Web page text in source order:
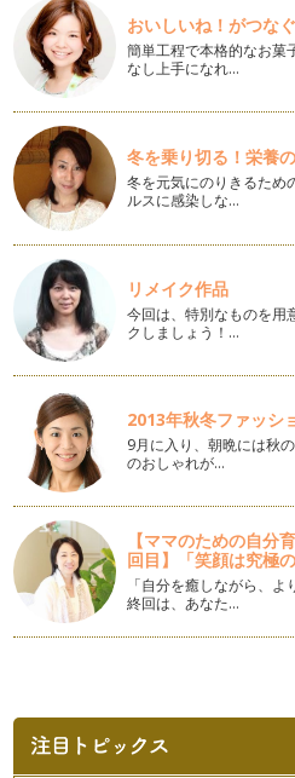
クリスマスに作りたいお弁当♪
街も華やかになるこの季節に お
を作…
可愛いどんぐりのお弁当！
秋の遠足の季節に 可愛いどんぐり
んか？ …
運動会のお弁当におすすめ！
秋の行楽シーズン！ 運動会や遠
多いかと思います。 一つ入…
ハロウィンの簡単デコ弁当！
１０月に入ると作りたくなるの
…
子どもが喜ぶおにぎりの一つに
初心者にも作りやすい！うさぎさ
新学期も始まりお弁当作りがスタ
思います。 今日…
くるっと巻くだけ！可愛いハム
お弁当のちょっとした隙間などに
ムのお花！ &n…
ウインナーの簡単ゾウさん弁当♪
動物園でも大人気のゾウさん。
サンドイッチも一工夫で可愛く！
キャラ弁やデコ弁のイメージって
おいしいね！がつな
簡単工程で本格的なお
なし上手になれ…
冬を乗り切る！栄養
冬を元気にのりきるため
ルスに感染しな…
リメイク作品
今回は、特別なものを用
クしましょう！…
2013年秋冬ファッシ
9月に入り、朝晩には秋
のおしゃれが…
【ママのための自分
回目】「笑顔は究極の
「自分を癒しながら、
終回は、あなた…